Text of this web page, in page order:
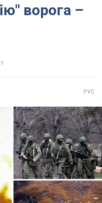
ворога –
РУС